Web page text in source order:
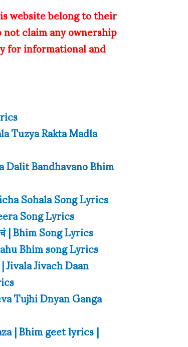
website belong to their
claim any ownership
informational and
Tuzya Rakta Madla
Dalit Bandhavano Bhim
Sohala Song Lyrics
Song Lyrics
| Bhim Song Lyrics
Bhim song Lyrics
| Jivala Jivach Daan
Tujhi Dnyan Ganga
| Bhim geet lyrics |